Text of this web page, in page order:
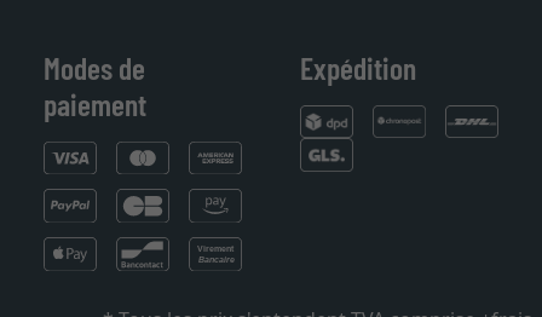
Modes de
paiement
Expédition